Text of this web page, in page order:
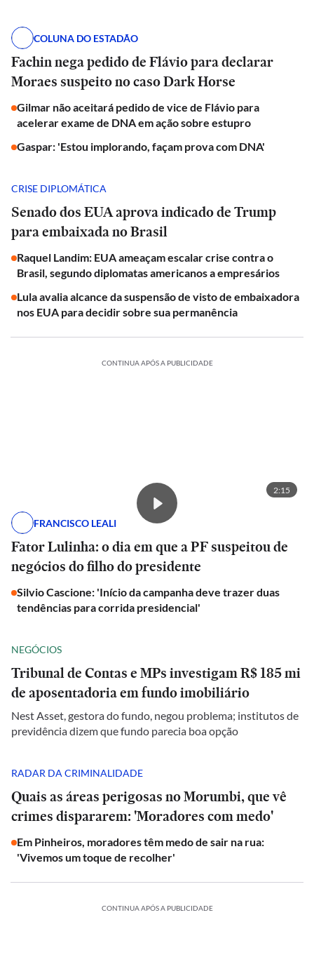
COLUNA DO ESTADÃO
Fachin nega pedido de Flávio para declarar
Moraes suspeito no caso Dark Horse
Gilmar não aceitará pedido de vice de Flávio para
acelerar exame de DNA em ação sobre estupro
Gaspar: 'Estou implorando, façam prova com DNA'
CRISE DIPLOMÁTICA
Senado dos EUA aprova indicado de Trump
para embaixada no Brasil
Raquel Landim: EUA ameaçam escalar crise contra o
Brasil, segundo diplomatas americanos a empresários
Lula avalia alcance da suspensão de visto de embaixadora
nos EUA para decidir sobre sua permanência
CONTINUA APÓS A PUBLICIDADE
2:15
FRANCISCO LEALI
Fator Lulinha: o dia em que a PF suspeitou de
negócios do filho do presidente
Silvio Cascione: 'Início da campanha deve trazer duas
tendências para corrida presidencial'
NEGÓCIOS
Tribunal de Contas e MPs investigam R$ 185 mi
de aposentadoria em fundo imobiliário
Nest Asset, gestora do fundo, negou problema; institutos de
previdência dizem que fundo parecia boa opção
RADAR DA CRIMINALIDADE
Quais as áreas perigosas no Morumbi, que vê
crimes dispararem: 'Moradores com medo'
Em Pinheiros, moradores têm medo de sair na rua:
'Vivemos um toque de recolher'
CONTINUA APÓS A PUBLICIDADE